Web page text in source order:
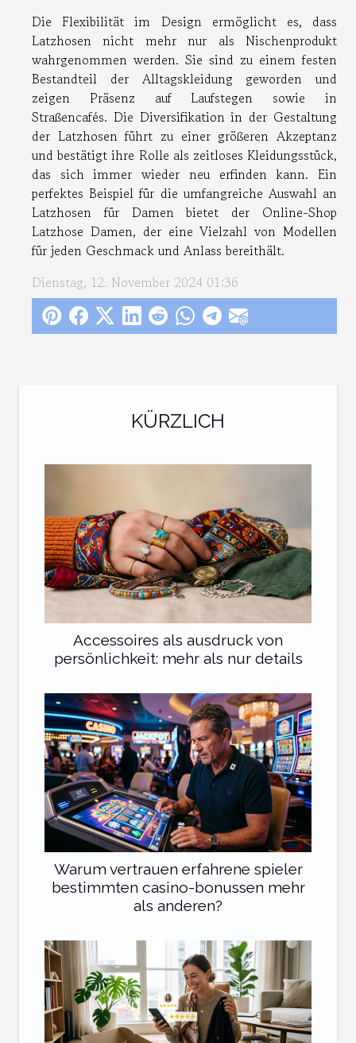
KÜRZLICH
Accessoires als ausdruck von
persönlichkeit: mehr als nur details
Warum vertrauen erfahrene spieler
bestimmten casino-bonussen mehr
als anderen?
Die Flexibilität im Design ermöglicht es, dass
Latzhosen nicht mehr nur als Nischenprodukt
wahrgenommen werden. Sie sind zu einem festen
Bestandteil der Alltagskleidung geworden und
zeigen Präsenz auf Laufstegen sowie in
Straßencafés. Die Diversifikation in der Gestaltung
der Latzhosen führt zu einer größeren Akzeptanz
und bestätigt ihre Rolle als zeitloses Kleidungsstück,
das sich immer wieder neu erfinden kann. Ein
perfektes Beispiel für die umfangreiche Auswahl an
Latzhosen für Damen bietet der Online-Shop
Latzhose Damen, der eine Vielzahl von Modellen
für jeden Geschmack und Anlass bereithält.
Dienstag, 12. November 2024 01:36